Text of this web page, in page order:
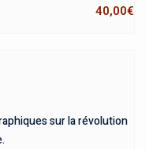
40,00€
sur la révolution